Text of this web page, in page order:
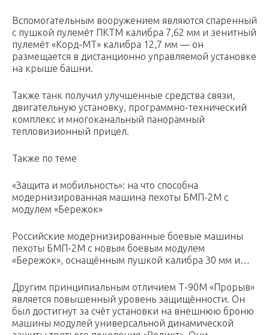
Вспомогательным вооружением являются спаренный
с пушкой пулемёт ПКТМ калибра 7,62 мм и зенитный
пулемёт «Корд-МТ» калибра 12,7 мм — он
размещается в дистанционно управляемой установке
на крыше башни.
Также танк получил улучшенные средства связи,
двигательную установку, программно-технический
комплекс и многоканальный панорамный
тепловизионный прицел.
Также по теме
«Защита и мобильность»: на что способна
модернизированная машина пехоты БМП-2М с
модулем «Бережок»
Российские модернизированные боевые машины
пехоты БМП-2М с новым боевым модулем
«Бережок», оснащённым пушкой калибра 30 мм и…
Другим принципиальным отличием Т-90М «Прорыв»
является повышенный уровень защищённости. Он
был достигнут за счёт установки на внешнюю броню
машины модулей универсальной динамической